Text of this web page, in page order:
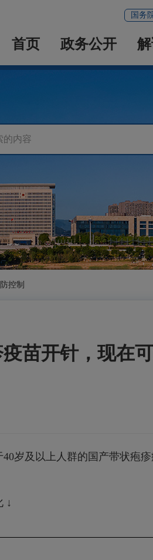
国务
首页 政务公开
控制
苗开针，现在可
岁及以上人群的国产带状疱疹
↓